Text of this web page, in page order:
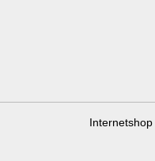
Internetshop